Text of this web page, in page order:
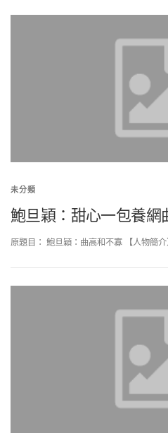
未分類
鮑旦穎：甜心一包養網
原題目： 鮑旦穎：曲高和不寡 【人物簡